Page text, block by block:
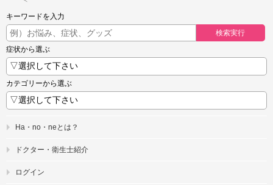
キーワードを入力
検索実行
症状から選ぶ
カテゴリーから選ぶ
Ha・no・neとは？
ドクター・衛生士紹介
ログイン